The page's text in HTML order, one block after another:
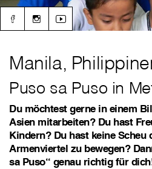
Manila,
Puso sa Puso in
Du möchtest gerne in einem
Asien mitarbeiten? Du hast
Kindern? Du hast keine Scheu
Armenviertel zu bewegen?
sa Puso“ genau richtig für